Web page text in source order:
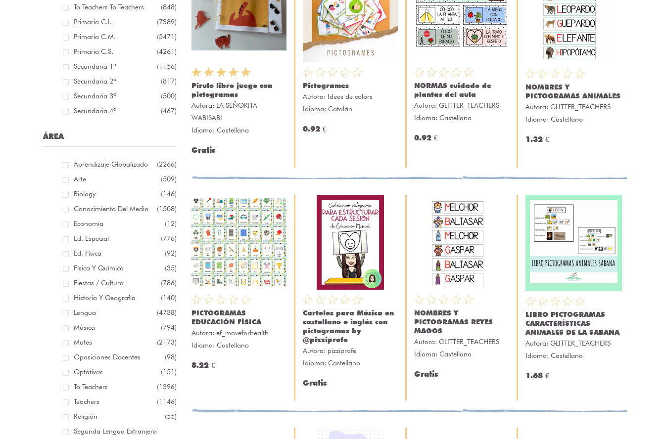
To Teachers To Teachers
(848)
Primaria C.I.
(7389)
Primaria C.M.
(5471)
Primaria C.S.
(4261)
Secundaria 1º
(1156)
Secundaria 2º
(817)
Secundaria 3º
(500)
Secundaria 4º
(467)
ÁREA
Aprendizaje Globalizado
(2266)
Arte
(509)
Biology
(146)
Conocimiento Del Medio
(1508)
Economía
(12)
Ed. Especial
(776)
Ed. Física
(92)
Física Y Química
(35)
Fiestas / Cultura
(786)
Historia Y Geografía
(140)
Lengua
(4738)
Música
(794)
Mates
(2173)
Oposiciones Docentes
(98)
Optativas
(151)
To Teachers
(1396)
Teachers
(1146)
Religión
(55)
Segunda Lengua Extranjera
Pirulo libro juego con
pictogramas
Autora: LA SEÑORITA
WABISABI
Idioma: Castellano
Gratis
Pictogrames
Autora: Idees de colors
Idioma: Catalán
0.92 €
NORMAS cuidado de
plantas del aula
Autora: GLITTER_TEACHERS
Idioma: Castellano
0.92 €
NOMBRES Y
PICTOGRAMAS ANIMALES
Autora: GLITTER_TEACHERS
Idioma: Castellano
1.32 €
PICTOGRAMAS
EDUCACIÓN FÍSICA
Autora: ef_moveforhealth
Idioma: Castellano
8.22 €
Carteles para Música en
castellano e inglés con
pictogramas by
@pizziprofe
Autora: pizziprofe
Idioma: Castellano
Gratis
NOMBRES Y
PICTOGRAMAS REYES
MAGOS
Autora: GLITTER_TEACHERS
Idioma: Castellano
Gratis
LIBRO PICTOGRAMAS
CARACTERÍSTICAS
ANIMALES DE LA SABANA
Autora: GLITTER_TEACHERS
Idioma: Castellano
1.68 €